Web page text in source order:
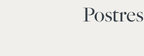
Postres